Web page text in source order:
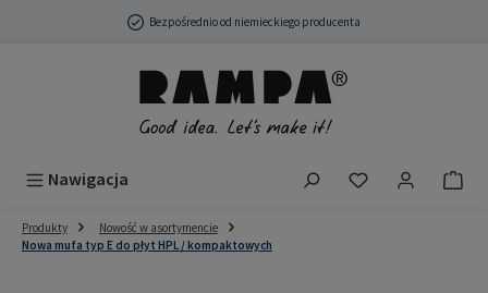
Przejdź do głównej zawartościBezpośrednio od niemieckiego producenta
Nawigacja Masz 0
Produkty
Nowość w asortymencie
Nowa mufa typ E do płyt HPL / kompaktowych